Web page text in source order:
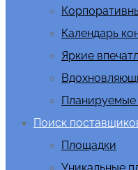
Календарь
Яркие
Планируемые
Поиск
Площадки